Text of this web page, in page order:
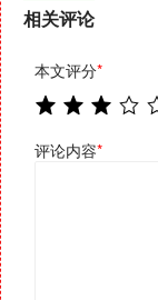
相关评论
本文评分*
评论内容*